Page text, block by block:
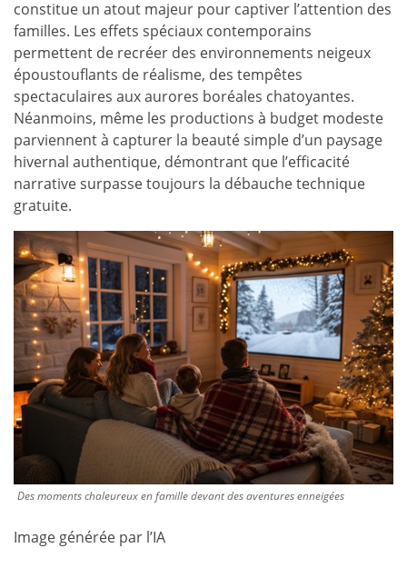
constitue un atout majeur pour captiver l’attention des
familles. Les effets spéciaux contemporains
permettent de recréer des environnements neigeux
époustouflants de réalisme, des tempêtes
spectaculaires aux aurores boréales chatoyantes.
Néanmoins, même les productions à budget modeste
parviennent à capturer la beauté simple d’un paysage
hivernal authentique, démontrant que l’efficacité
narrative surpasse toujours la débauche technique
gratuite.
Des moments chaleureux en famille devant des aventures enneigées
Image générée par l’IA